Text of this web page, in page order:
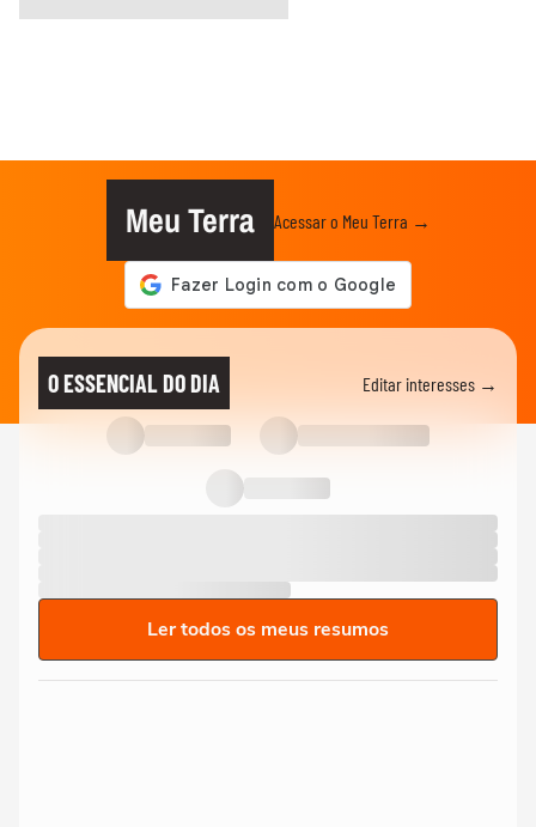
Meu Terra Acessar o Meu Terra →
O ESSENCIAL DO DIA Editar interesses →
Ler todos os meus resumos